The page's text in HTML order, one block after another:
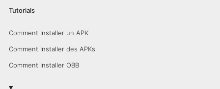
Tutorials
Comment Installer un APK
Comment Installer des APKs
Comment Installer OBB